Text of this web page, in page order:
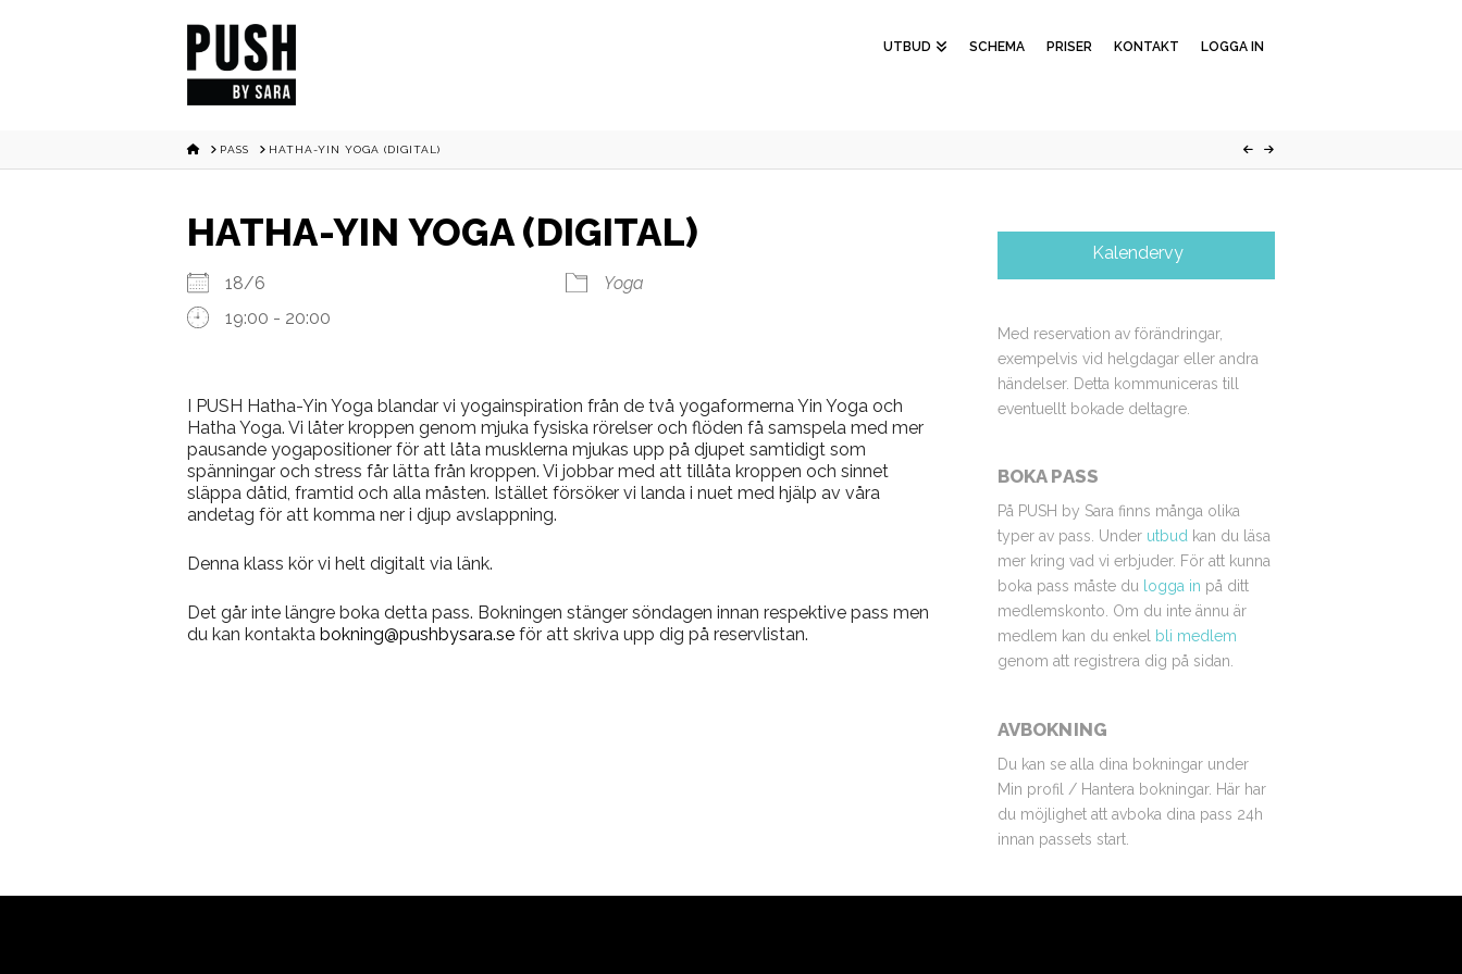
UTBUD SCHEMA PRISER KONTAKT LOGGA IN
HOMEPASS HATHA-YIN YOGA (DIGITAL)
HATHA-YIN YOGA (DIGITAL)
18/6
19:00 - 20:00
Yoga
I PUSH Hatha-Yin Yoga blandar vi yogainspiration från de två yogaformerna Yin Yoga och
Hatha Yoga. Vi låter kroppen genom mjuka fysiska rörelser och flöden få samspela med mer
pausande yogapositioner för att låta musklerna mjukas upp på djupet samtidigt som
spänningar och stress får lätta från kroppen. Vi jobbar med att tillåta kroppen och sinnet
släppa dåtid, framtid och alla måsten. Istället försöker vi landa i nuet med hjälp av våra
andetag för att komma ner i djup avslappning.
Denna klass kör vi helt digitalt via länk.
Det går inte längre boka detta pass. Bokningen stänger söndagen innan respektive pass men
du kan kontakta bokning@pushbysara.se för att skriva upp dig på reservlistan.
Kalendervy
Med reservation av förändringar,
exempelvis vid helgdagar eller andra
händelser. Detta kommuniceras till
eventuellt bokade deltagre.
BOKA PASS
På PUSH by Sara finns många olika
typer av pass. Under utbudkan du läsa
mer kring vad vi erbjuder. För att kunna
boka pass måste du logga in på ditt
medlemskonto. Om du inte ännu är
medlem kan du enkel bli medlem
genom att registrera dig på sidan.
AVBOKNING
Du kan se alla dina bokningar under
Min profil / Hantera bokningar. Här har
du möjlighet att avboka dina pass 24h
innan passets start.